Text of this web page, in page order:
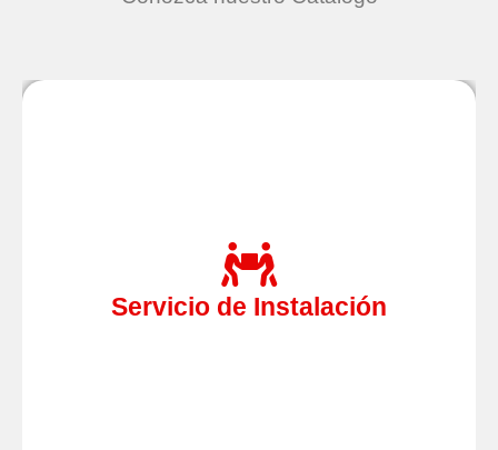
Servicio de Instalación
Realizamos la instalación de todo tipo de
equipos, solicite nuestros servicios si necesita